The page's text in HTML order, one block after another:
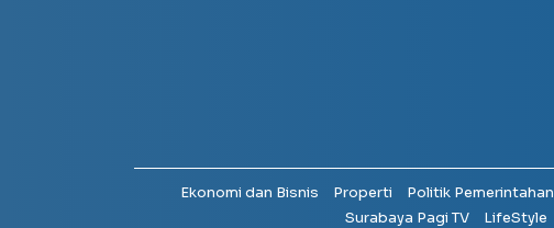
Ekonomi dan Bisnis Properti Politik Pemerintahan
Surabaya Pagi TV
LifeStyle